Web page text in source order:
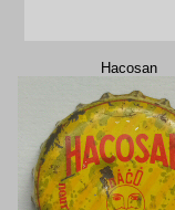
Hacosan